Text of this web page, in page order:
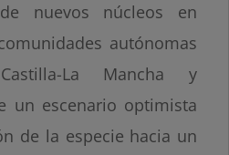
nuevos núcleos en
autónomas
La Mancha y
un escenario optimista
de la especie hacia un